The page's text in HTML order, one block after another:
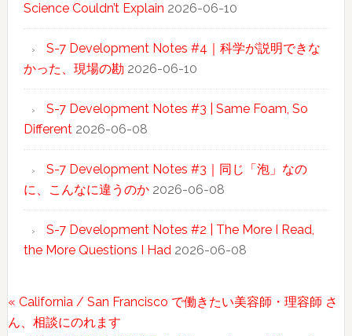
Science Couldn’t Explain 2026-06-10
S-7 Development Notes #4｜科学が説明できな
かった、現場の勘 2026-06-10
S-7 Development Notes #3 | Same Foam, So
Different 2026-06-08
S-7 Development Notes #3｜同じ「泡」なの
に、こんなに違うのか 2026-06-08
S-7 Development Notes #2 | The More I Read,
the More Questions I Had 2026-06-08
前
の
« California / San Francisco で働きたい美容師・理容師 さ
ん、相談にのれます